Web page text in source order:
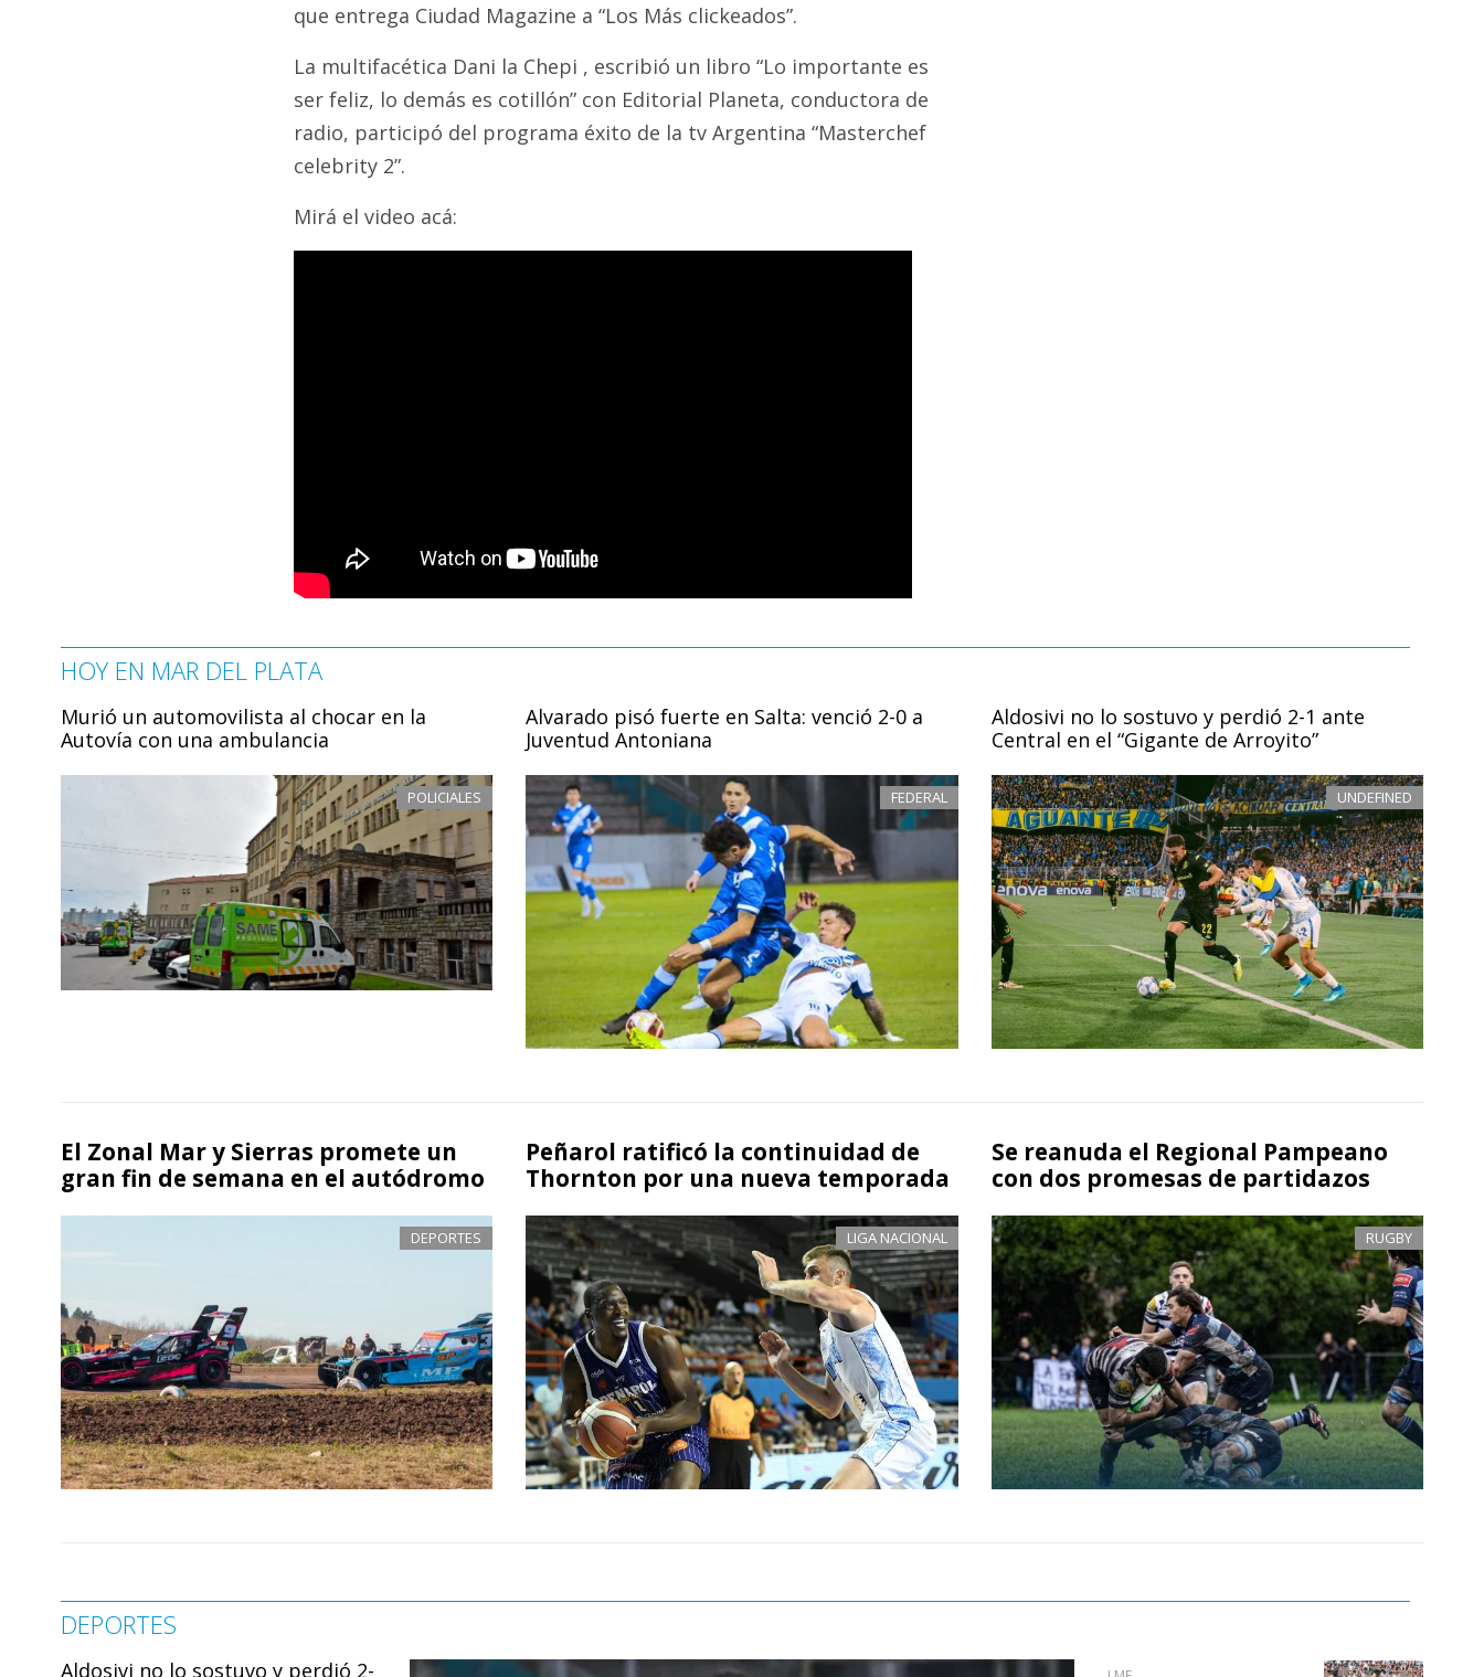
que entrega Ciudad Magazine a “Los Más clickeados”.
La multifacética Dani la Chepi , escribió un libro “Lo importante es
ser feliz, lo demás es cotillón” con Editorial Planeta, conductora de
radio, participó del programa éxito de la tv Argentina “Masterchef
celebrity 2”.
Mirá el video acá:
HOY EN MAR DEL PLATA
Murió un automovilista al chocar en la
Autovía con una ambulancia
POLICIALES
Alvarado pisó fuerte en Salta: venció 2-0 a
Juventud Antoniana
FEDERAL
Aldosivi no lo sostuvo y perdió 2-1 ante
Central en el “Gigante de Arroyito”
UNDEFINED
El Zonal Mar y Sierras promete un
gran fin de semana en el autódromo
DEPORTES
Peñarol ratificó la continuidad de
Thornton por una nueva temporada
LIGA NACIONAL
Se reanuda el Regional Pampeano
con dos promesas de partidazos
RUGBY
DEPORTES
Aldosivi no lo sostuvo y perdió 2-